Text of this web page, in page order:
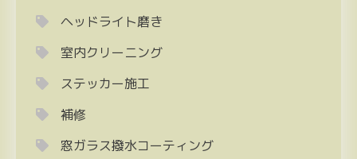
ヘッドライト磨き
室内クリーニング
ステッカー施工
補修
窓ガラス撥水コーティング